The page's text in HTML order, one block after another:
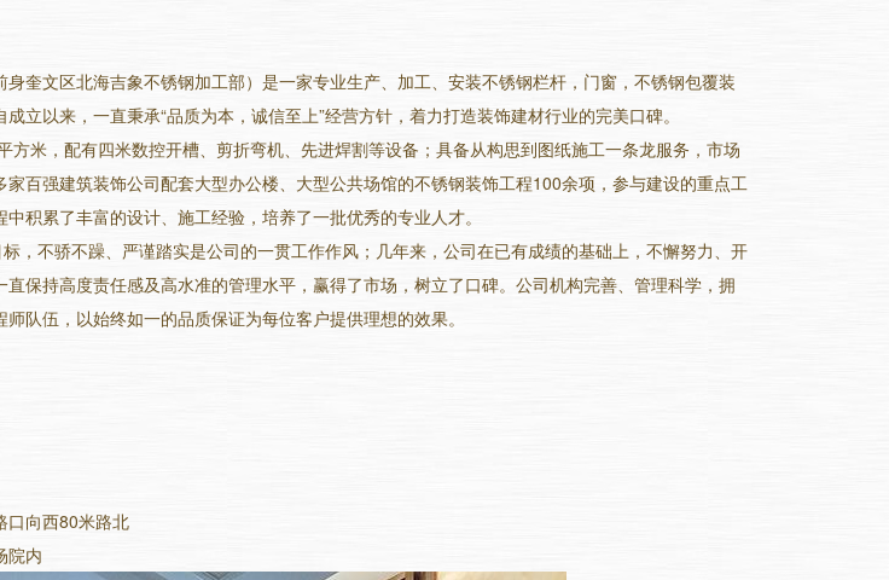
1 2 3
奎文区北海吉象不锈钢加工部）是一家专业生产、加工、安装不锈钢栏杆，门窗，不锈钢包覆装
立以来，一直秉承“品质为本，诚信至上”经营方针，着力打造装饰建材行业的完美口碑。
方米，配有四米数控开槽、剪折弯机、先进焊割等设备；具备从构思到图纸施工一条龙服务，市场
百强建筑装饰公司配套大型办公楼、大型公共场馆的不锈钢装饰工程100余项，参与建设的重点工
积累了丰富的设计、施工经验，培养了一批优秀的专业人才。
，不骄不躁、严谨踏实是公司的一贯工作作风；几年来，公司在已有成绩的基础上，不懈努力、开
保持高度责任感及高水准的管理水平，赢得了市场，树立了口碑。公司机构完善、管理科学，拥
队伍，以始终如一的品质保证为每位客户提供理想的效果。
口向西80米路北
院内